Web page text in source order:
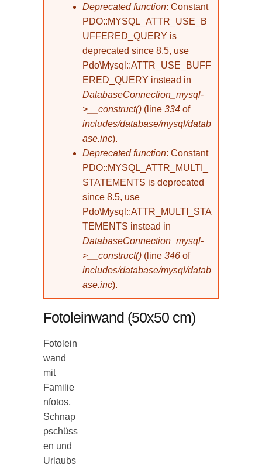
Fehlermeldung
Deprecated function: Constant
PDO::MYSQL_ATTR_USE_B
UFFERED_QUERY is
deprecated since 8.5, use
Pdo\Mysql::ATTR_USE_BUFF
ERED_QUERY instead in
DatabaseConnection_mysql-
>__construct() (line 334 of
includes/database/mysql/datab
ase.inc).
Deprecated function: Constant
PDO::MYSQL_ATTR_MULTI_
STATEMENTS is deprecated
since 8.5, use
Pdo\Mysql::ATTR_MULTI_STA
TEMENTS instead in
DatabaseConnection_mysql-
>__construct() (line 346 of
includes/database/mysql/datab
ase.inc).
Fotoleinwand (50x50 cm)
Fotolein
wand
mit
Familie
nfotos,
Schnap
pschüss
en und
Urlaubs